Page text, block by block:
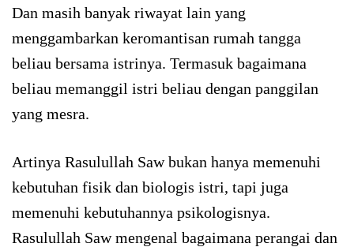
Dan masih banyak riwayat lain yang
menggambarkan keromantisan rumah tangga
beliau bersama istrinya. Termasuk bagaimana
beliau memanggil istri beliau dengan panggilan
yang mesra.
Artinya Rasulullah Saw bukan hanya memenuhi
kebutuhan fisik dan biologis istri, tapi juga
memenuhi kebutuhannya psikologisnya.
Rasulullah Saw mengenal bagaimana perangai dan